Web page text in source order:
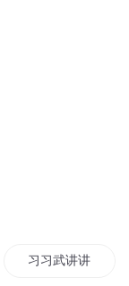
习习武讲讲课